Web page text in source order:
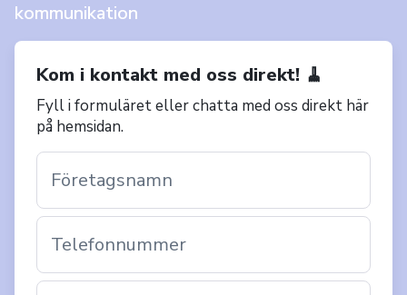
kommunikation
Kom i kontakt med oss direkt! 🧹
Fyll i formuläret eller chatta med oss direkt här
på hemsidan.
Företagsnamn
Telefonnummer